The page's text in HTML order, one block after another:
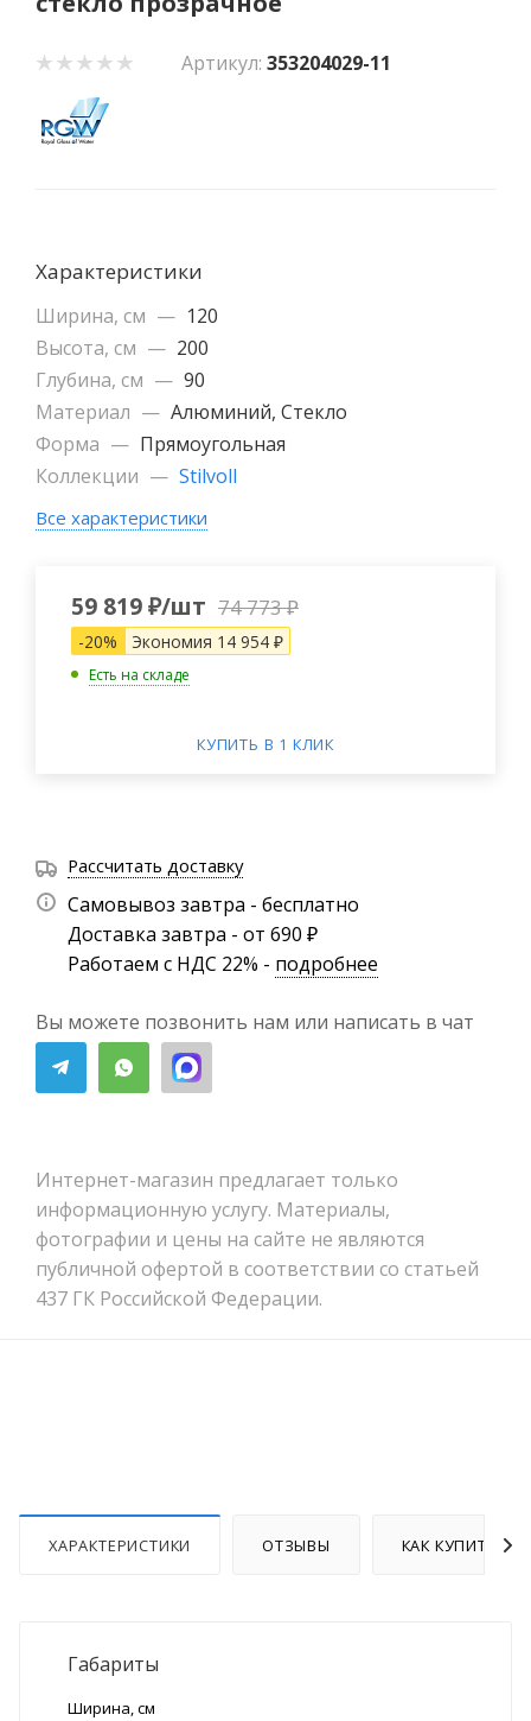
Артикул: 353204029-11
Характеристики
Ширина, см — 120
Высота, см — 200
Глубина, см — 90
Материал — Алюминий, Стекло
Форма — Прямоугольная
Коллекции — Stilvoll
Все характеристики
59 819₽/шт 74 773₽
-20% Экономия 14 954 ₽
Есть на складе
КУПИТЬ В 1 КЛИК
Рассчитать доставку
Самовывоз завтра - бесплатно
Доставка завтра - от 690 ₽
Работаем с НДС 22% - подробнее
Вы можете позвонить нам или написать в чат
Интернет-магазин предлагает только
информационную услугу. Материалы,
фотографии и цены на сайте не являются
публичной офертой в соответствии со статьей
437 ГК Российской Федерации.
ХАРАКТЕРИСТИКИ ОТЗЫВЫ КАК КУПИТЬ
Габариты
Ширина, см